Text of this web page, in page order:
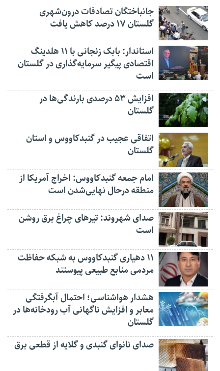
جانباختگان تصادفات درون‌شهری
گلستان ۱۷ درصد کاهش یافت
استاندار: بابک زنجانی با ۱۱ هلدینگ
اقتصادی پیگیر سرمایه‌گذاری در گلستان
است
افزایش ۵۳ درصدی بارندگی‌ها در
گلستان
اتفاقی عجیب در‌ گنبدکاووس و استان
گلستان
امام جمعه گنبدکاووس: اخراج آمریکا از
منطقه درحال نهایی‌شدن است
صدای شهروند: تیرهای چراغ برق روشن
است
۱۱ دهیاری گنبدکاووس به شبکه حفاظت
مردمی منابع طبیعی پیوستند
هشدار هواشناسی؛ احتمال آبگرفتگی
معابر و افزایش ناگهانی آب رودخانه‌ها در
گلستان
صدای نانوای گنبدی و گلایه از قطعی برق